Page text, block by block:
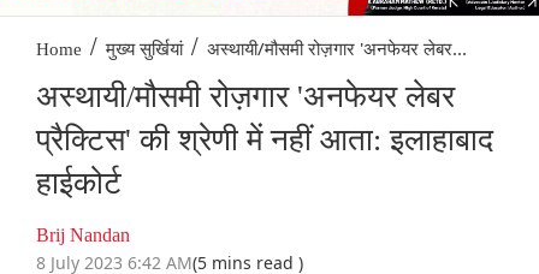
Home / मुख्य सुर्खियां / अस्थायी/मौसमी रोज़गार 'अनफेयर लेबर...
अस्थायी/मौसमी रोज़गार 'अनफेयर लेबर
प्रैक्टिस' की श्रेणी में नहीं आता: इलाहाबाद
हाईकोर्ट
Brij Nandan
8 July 2023 6:42 AM(5 mins read )